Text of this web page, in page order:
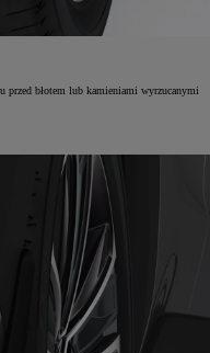
przed błotem lub kamieniami wyrzucanymi